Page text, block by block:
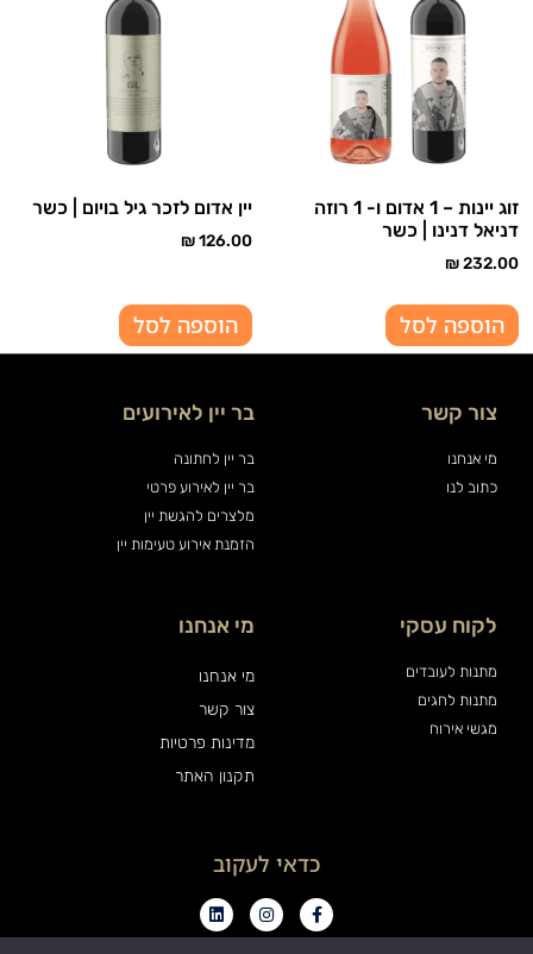
זוג יינות – 1 אדום ו- 1 רוזה
דניאל דנינו | כשר
₪232.00
הוספה לסל
יין אדום לזכר גיל בויום | כשר
₪126.00
הוספה לסל
צור קשר
מי אנחנו
כתוב לנו
בר יין לאירועים
בר יין לחתונה
בר יין לאירוע פרטי
מלצרים להגשת יין
הזמנת אירוע טעימות יין
לקוח עסקי
מתנות לעובדים
מתנות לחגים
מגשי אירוח
מי אנחנו
מי אנחנו
צור קשר
מדינות פרטיות
תקנון האתר
כדאי לעקוב